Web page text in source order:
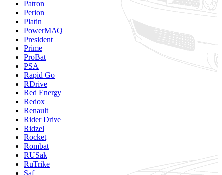
Patron
Perion
Platin
PowerMAQ
President
Prime
ProBat
PSA
Rapid Go
RDrive
Red Energy
Redox
Renault
Rider Drive
Ridzel
Rocket
Rombat
RUSak
RuTrike
Saf